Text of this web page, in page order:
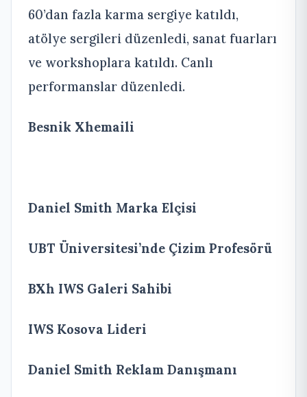
60’dan fazla karma sergiye katıldı,
atölye sergileri düzenledi, sanat fuarları
ve workshoplara katıldı. Canlı
performanslar düzenledi.
Besnik Xhemaili
Daniel Smith Marka Elçisi
UBT Üniversitesi’nde Çizim Profesörü
BXh IWS Galeri Sahibi
IWS Kosova Lideri
Daniel Smith Reklam Danışmanı